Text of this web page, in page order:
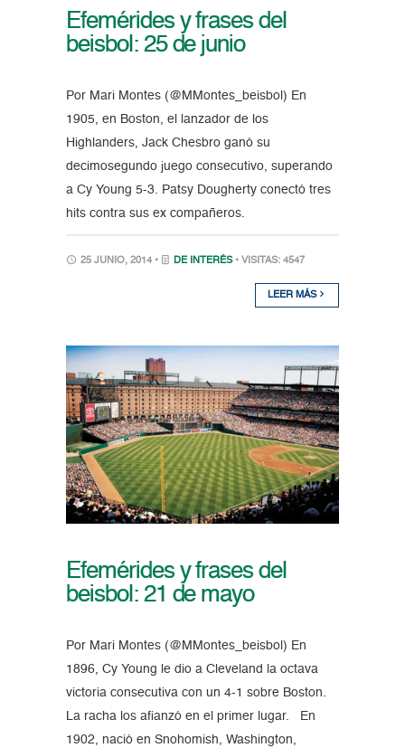
Efemérides y frases del
beisbol: 25 de junio
Por Mari Montes (@MMontes_beisbol) En
1905, en Boston, el lanzador de los
Highlanders, Jack Chesbro ganó su
decimosegundo juego consecutivo, superando
a Cy Young 5-3. Patsy Dougherty conectó tres
hits contra sus ex compañeros.
25 JUNIO, 2014 • DE INTERÉS • VISITAS: 4547
LEER MÁS
Efemérides y frases del
beisbol: 21 de mayo
Por Mari Montes (@MMontes_beisbol) En
1896, Cy Young le dio a Cleveland la octava
victoria consecutiva con un 4-1 sobre Boston.
La racha los afianzó en el primer lugar. En
1902, nació en Snohomish, Washington,